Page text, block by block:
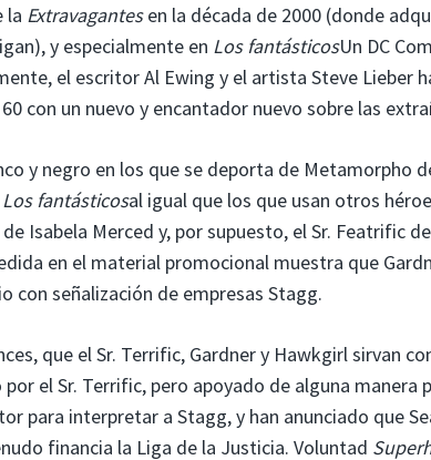
la Extravagantesen la década de 2000 (donde
y especialmente en Los fantásticosUn DC
el escritor Al Ewing y el artista Steve Lieber
con un nuevo y encantador nuevo sobre las
y negro en los que se deporta de Metamorpho
Los fantásticosal igual que los que usan otros
Isabela Merced y, por supuesto, el Sr. Featrific
en el material promocional muestra que
con señalización de empresas Stagg.
que el Sr. Terrific, Gardner y Hawkgirl sirvan
el Sr. Terrific, pero apoyado de alguna manera
para interpretar a Stagg, y han anunciado que
financia la Liga de la Justicia. Voluntad